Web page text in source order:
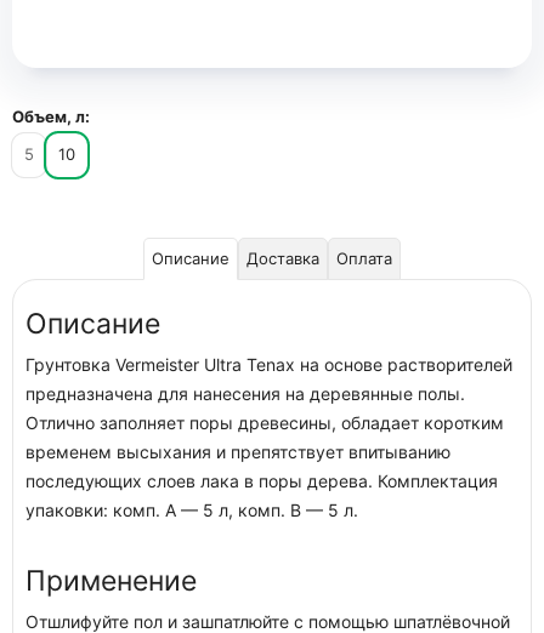
Объем, л:
5
10
Описание Доставка Оплата
Описание
Грунтовка Vermeister Ultra Tenax на основе растворителей
предназначена для нанесения на деревянные полы.
Отлично заполняет поры древесины, обладает коротким
временем высыхания и препятствует впитыванию
последующих слоев лака в поры дерева. Комплектация
упаковки: комп. A — 5 л, комп. B — 5 л.
Применение
Отшлифуйте пол и зашпатлюйте с помощью шпатлёвочной